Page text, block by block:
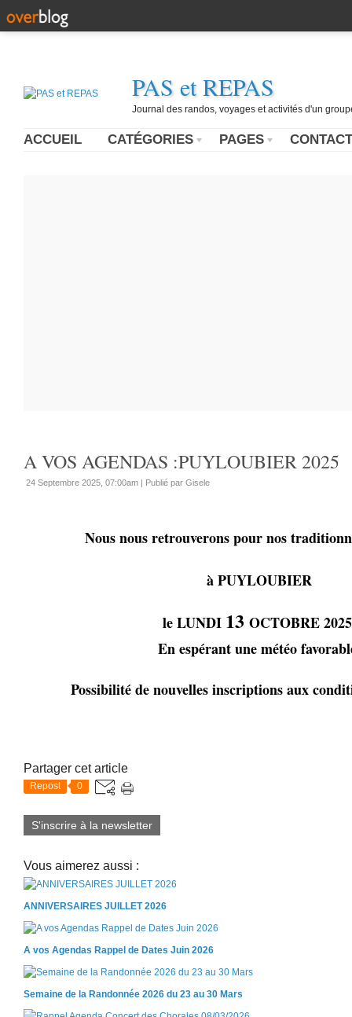
PAS et REPAS
Journal des randos, voyages et activités d'un
ACCUEIL CATÉGORIES PAGES CONTACT
A VOS AGENDAS :PUYLOUBIER 2025
24 Septembre 2025, 07:00am | Publié par Gisele
Nous nous retrouverons pour nos
à PUYLOUBIER
le LUNDI 13 OCTOBRE
En espérant une météo
Possibilité de nouvelles inscriptions aux
Partager cet article
Repost 0
S'inscrire à la newsletter
Vous aimerez aussi :
ANNIVERSAIRES JUILLET 2026
A vos Agendas Rappel de Dates Juin 2026
Semaine de la Randonnée 2026 du 23 au 30 Mars